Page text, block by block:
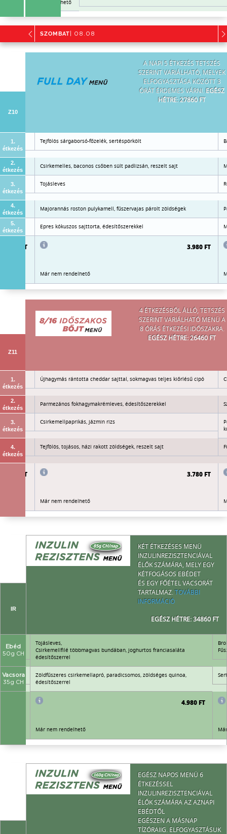
Már nem rendelhető
SZOMBAT | 08.08
A NAPI 5 ÉTKEZÉS TETSZÉS
SZERINT VARIÁLHATÓ, MELYEK
ELFOGYASZTÁSA KÖZÖTT 3
ÓRÁT ÉRDEMES VÁRNI. EGÉSZ
HÉTRE: 27860 FT
Z10
1.
étkezés
Tejfölös sárgaborsó-főzelék, sertéspörkölt
2.
étkezés
Csirkemelles, baconos csőben sült padlizsán, reszelt sajt
3.
étkezés
Tojásleves
4.
étkezés
Majorannás roston pulykamell, fűszervajas párolt zöldségek
5.
étkezés
Epres kókuszos sajttorta, édesítőszerekkel
3.980 FT 3.980 FT
Már nem rendelhető
4 ÉTKEZÉSBŐL ÁLLÓ, TETSZÉS
SZERINT VARIÁLHATÓ MENÜ A
8 ÓRÁS ÉTKEZÉSI IDŐSZAKRA.
EGÉSZ HÉTRE: 26460 FT
Z11
1.
étkezés
Újhagymás rántotta cheddar sajttal, sokmagvas teljes kiőrlésű cipó
2.
étkezés
Parmezános fokhagymakrémleves, édesítőszerekkel
3.
étkezés
Csirkemellpaprikás, jázmin rizs
4.
étkezés
Tejfölös, tojásos, házi rakott zöldségek, reszelt sajt
3.780 FT 3.780 FT
Már nem rendelhető
KÉT ÉTKEZÉSES MENÜ
INZULINREZISZTENCIÁVAL
ÉLŐK SZÁMÁRA, MELY EGY
KÉTFOGÁSOS EBÉDET
ÉS EGY FŐÉTEL VACSORÁT
TARTALMAZ.TOVÁBBI
INFORMÁCIÓ
EGÉSZ HÉTRE: 34860 FT
IR
Ebéd
50g CH
Tojásleves,
Csirkemellfilé többmagvas bundában, joghurtos franciasaláta
édesítőszerrel
Vacsora
35g CH
Zöldfűszeres csirkemellapró, paradicsomos, zöldséges quinoa,
édesítőszerrel
4.980 FT
Már nem rendelhető
EGÉSZ NAPOS MENÜ 6
ÉTKEZÉSSEL
INZULINREZISZTENCIÁVAL
ÉLŐK SZÁMÁRA AZ AZNAPI
EBÉDTŐL
EGÉSZEN A MÁSNAP
TÍZÓRAIIG. ELFOGYASZTÁSUK